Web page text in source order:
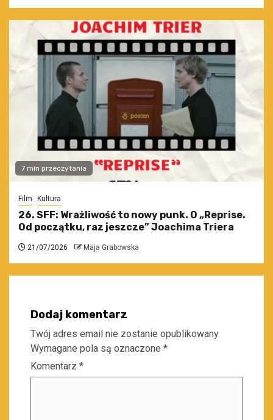
7 min przeczytania
Film Kultura
26. SFF: Wrażliwość to nowy punk. O „Reprise.
Od początku, raz jeszcze” Joachima Triera
21/07/2026 Maja Grabowska
Dodaj komentarz
Twój adres email nie zostanie opublikowany.
Wymagane pola są oznaczone *
Komentarz *